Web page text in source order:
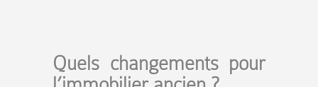
Quels changements pour